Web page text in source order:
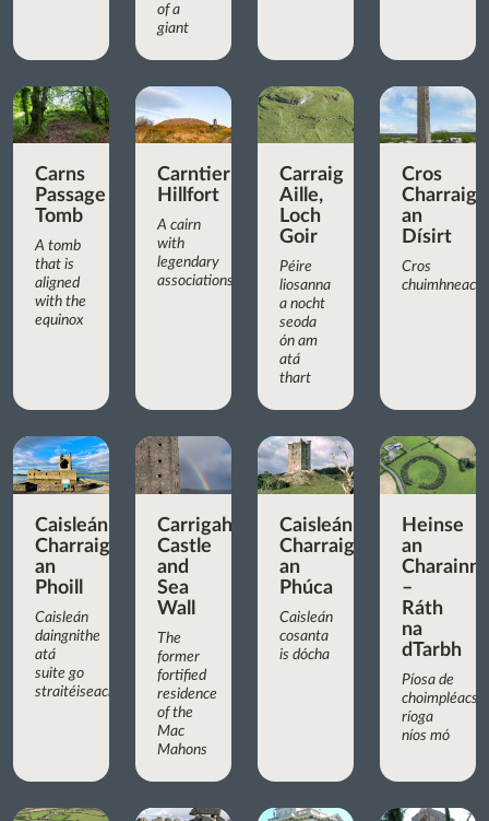
of a
giant
Carns
Passage
Tomb
A tomb
that is
aligned
with the
equinox
Carntierna
Hillfort
A cairn
with
legendary
associations
Carraig
Aille,
Loch
Goir
Péire
liosanna
a nocht
seoda
ón am
atá
thart
Cros
Charraig
an
Dísirt
Cros
Caisleán
Charraig
an
Phoill
Caisleán
daingnithe
atá
suite go
straitéiseach
Carrigaholt
Castle
and
Sea
Wall
The
former
fortified
residence
of the
Mac
Mahons
Caisleán
Charraig
an
Phúca
Caisleán
cosanta
is dócha
Heinse
an
Charainn
–
Ráth
na
dTarbh
Píosa de
choimpléacs
ríoga
níos mó